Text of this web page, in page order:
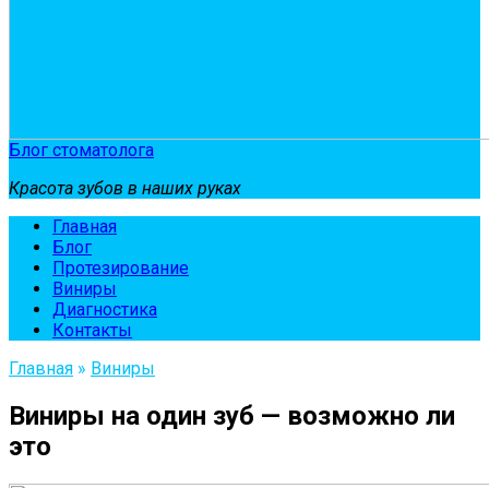
Блог стоматолога
Красота зубов в наших руках
Главная
Блог
Протезирование
Виниры
Диагностика
Контакты
Главная » Виниры
Виниры на один зуб — возможно ли
это